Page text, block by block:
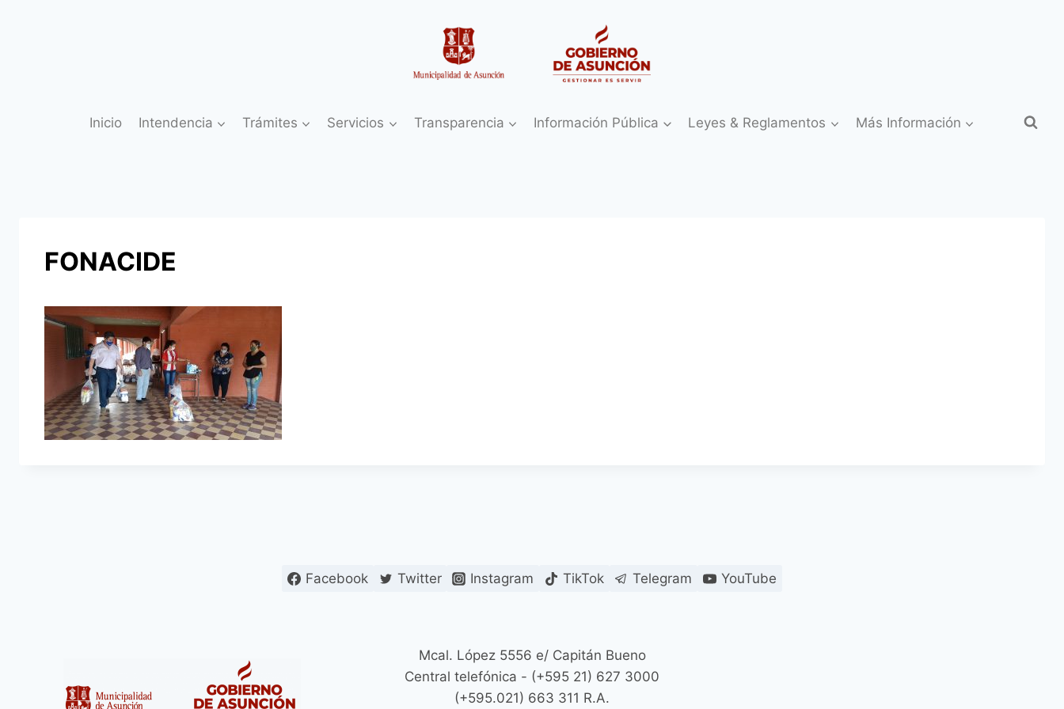
Inicio Intendencia Trámites Servicios Transparencia Información Pública Leyes & Reglamentos Más Información
FONACIDE
Facebook Twitter Instagram TikTok Telegram YouTube
Mcal. López 5556 e/ Capitán Bueno
Central telefónica - (+595 21) 627 3000
(+595.021) 663 311 R.A.